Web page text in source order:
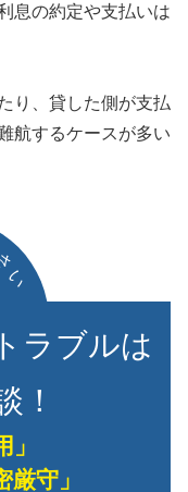
息の約定や支払いは
り、貸した側が支払
航するケースが多い
い
ラブルは
！
」
厳守」